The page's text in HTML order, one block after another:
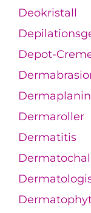
Deokristall
Depot-
Dermaroller
Dermatitis